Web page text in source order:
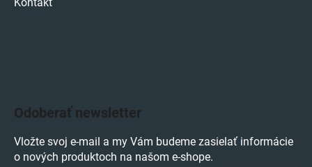
Odoberať newsletter
Vložte svoj e-mail a my Vám budeme zasielať informácie
o nových produktoch na našom e-shope.